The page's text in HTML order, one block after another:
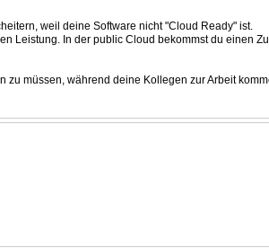
weil deine Software nicht "Cloud Ready" ist.
Leistung. In der public Cloud bekommst du einen
zu müssen, während deine Kollegen zur Arbeit